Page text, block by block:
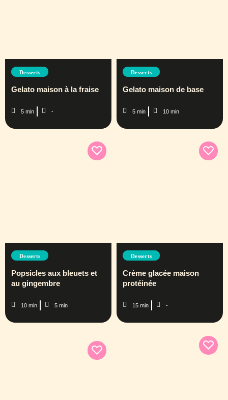
Desserts
Gelato maison à la fraise
5 min -
Desserts
Gelato maison de base
5 min 10 min
Desserts
Popsicles aux bleuets et
au gingembre
10 min 5 min
Desserts
Crème glacée maison
protéinée
15 min -